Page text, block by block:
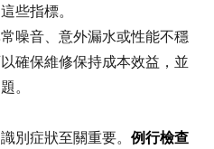
些指標。
噪音、意外漏水或性能不穩
確保維修保持成本效益，並
。
別症狀至關重要。 例行檢查